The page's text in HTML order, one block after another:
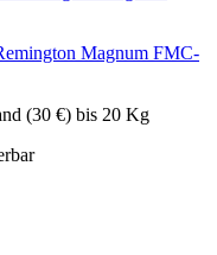
Magnum FMC-
(30 €) bis 20 Kg